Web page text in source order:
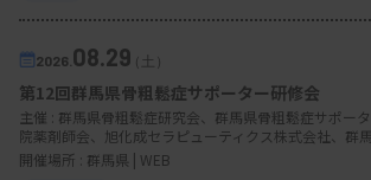
2026. 08.29（土）
第12回群馬県骨粗鬆症サポーター研修会
主催 : 群馬県骨粗鬆症研究会、群馬県骨粗鬆症サポー
院薬剤師会、旭化成セラピューティクス株式会社、群
開催場所 : 群馬県 | WEB